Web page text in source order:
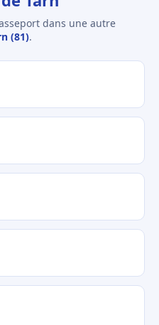
dans une autre
(81).